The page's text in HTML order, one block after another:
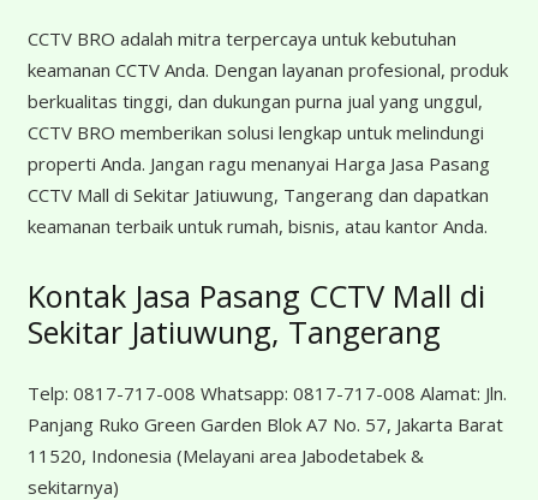
CCTV BRO adalah mitra terpercaya untuk kebutuhan
keamanan CCTV Anda. Dengan layanan profesional, produk
berkualitas tinggi, dan dukungan purna jual yang unggul,
CCTV BRO memberikan solusi lengkap untuk melindungi
properti Anda. Jangan ragu menanyai Harga Jasa Pasang
CCTV Mall di Sekitar Jatiuwung, Tangerang dan dapatkan
keamanan terbaik untuk rumah, bisnis, atau kantor Anda.
Kontak Jasa Pasang CCTV Mall di
Sekitar Jatiuwung, Tangerang
Telp: 0817-717-008 Whatsapp: 0817-717-008 Alamat: Jln.
Panjang Ruko Green Garden Blok A7 No. 57, Jakarta Barat
11520, Indonesia (Melayani area Jabodetabek &
sekitarnya)